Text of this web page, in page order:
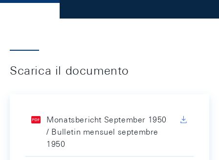
Scarica il documento
Monatsbericht September 1950
/ Bulletin mensuel septembre
1950